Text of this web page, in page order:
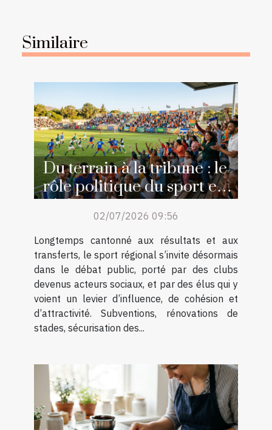
Similaire
Du terrain à la tribune : le
rôle politique du sport en
région
02/07/2026 09:56
Longtemps cantonné aux résultats et aux
transferts, le sport régional s’invite désormais
dans le débat public, porté par des clubs
devenus acteurs sociaux, et par des élus qui y
voient un levier d’influence, de cohésion et
d’attractivité. Subventions, rénovations de
stades, sécurisation des...